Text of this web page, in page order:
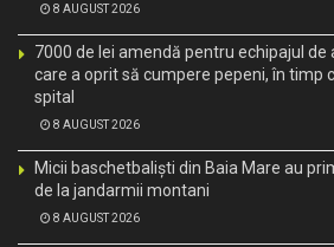
8 AUGUST 2026
7000 de lei amendă pentru echipajul de
care a oprit să cumpere pepeni, în timp
spital
8 AUGUST 2026
Micii baschetbaliști din Baia Mare au
de la jandarmii montani
8 AUGUST 2026